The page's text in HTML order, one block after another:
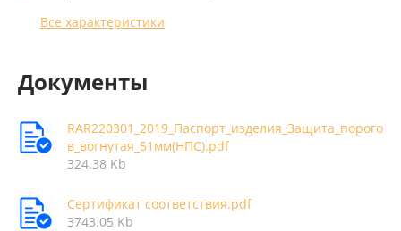
Все характеристики
Документы
RAR220301_2019_Паспорт_изделия_Защита_порого
в_вогнутая_51мм(НПС).pdf
324.38 Kb
Сертификат соответствия.pdf
3743.05 Kb